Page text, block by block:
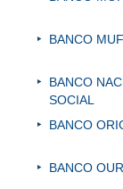
BANCO
BANCO
SOCIAL
BANCO
BANCO